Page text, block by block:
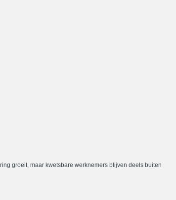
groeit, maar kwetsbare werknemers blijven deels buiten